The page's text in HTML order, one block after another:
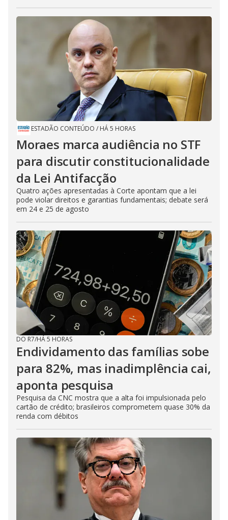
ESTADÃO CONTEÚDO / HÁ 5 HORAS
Moraes marca audiência no STF
para discutir constitucionalidade
da Lei Antifacção
Quatro ações apresentadas à Corte apontam que a lei
pode violar direitos e garantias fundamentais; debate será
em 24 e 25 de agosto
DO R7/HÁ 5 HORAS
Endividamento das famílias sobe
para 82%, mas inadimplência cai,
aponta pesquisa
Pesquisa da CNC mostra que a alta foi impulsionada pelo
cartão de crédito; brasileiros comprometem quase 30% da
renda com débitos